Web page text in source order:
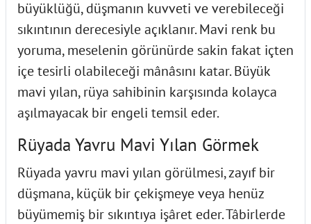
büyüklüğü, düşmanın kuvveti ve verebileceği
sıkıntının derecesiyle açıklanır. Mavi renk bu
yoruma, meselenin görünürde sakin fakat içten
içe tesirli olabileceği mânâsını katar. Büyük
mavi yılan, rüya sahibinin karşısında kolayca
aşılmayacak bir engeli temsil eder.
Rüyada Yavru Mavi Yılan Görmek
Rüyada yavru mavi yılan görülmesi, zayıf bir
düşmana, küçük bir çekişmeye veya henüz
büyümemiş bir sıkıntıya işâret eder. Tâbirlerde